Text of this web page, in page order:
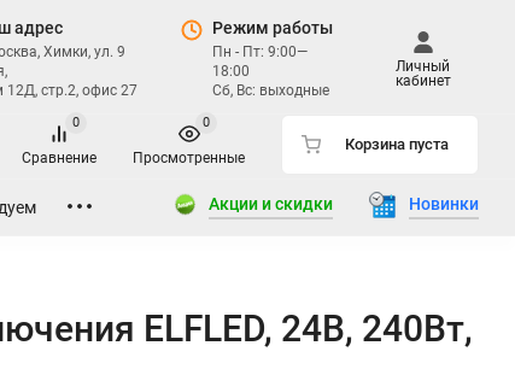
адрес
Химки, ул. 9
12Д, стр.2, офис 27
Режим работы
Пн - Пт: 9:00—
18:00
Сб, Вс: выходные
Личный
кабинет
Сравнение
0
Просмотренные
0
Корзина пуста
Акции и скидки Новинки
ELFLED, 24В, 240Вт,